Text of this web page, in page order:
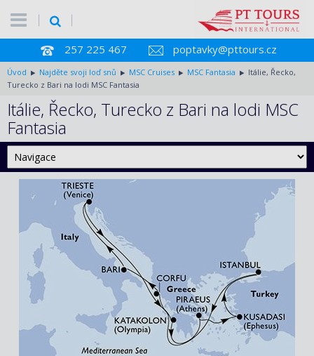
257 225 467 poptavky@pttours.cz
Úvod Najděte svoji loď snů MSC Cruises MSC Fantasia
Itálie, Řecko,
Turecko z Bari na lodi MSC Fantasia
Itálie, Řecko, Turecko z Bari na lodi MSC
Fantasia